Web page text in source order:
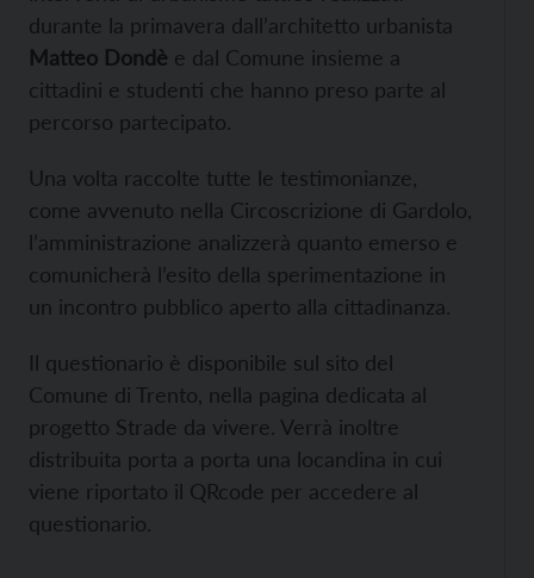
durante la primavera dall’architetto urbanista
Matteo Dondè e dal Comune insieme a
cittadini e studenti che hanno preso parte al
percorso partecipato.
Una volta raccolte tutte le testimonianze,
come avvenuto nella Circoscrizione di Gardolo,
l’amministrazione analizzerà quanto emerso e
comunicherà l’esito della sperimentazione in
un incontro pubblico aperto alla cittadinanza.
Il questionario è disponibile sul sito del
Comune di Trento, nella pagina dedicata al
progetto Strade da vivere. Verrà inoltre
distribuita porta a porta una locandina in cui
viene riportato il QRcode per accedere al
questionario.